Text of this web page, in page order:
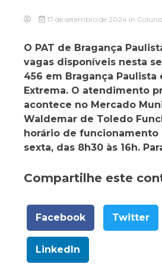
17 de setembro de 2024 in
O PAT de Bragança
vagas disponíveis nesta
456 em Bragança Paulista
Extrema. O atendimento
acontece no Mercado
Waldemar de Toledo
horário de funcionamento
sexta, das 8h30 às 16h.
Compartilhe este
Facebook Twitter
LinkedIn